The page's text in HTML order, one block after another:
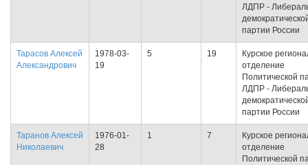
ЛДПР -
партии России
Тарасов Алексей
Александрович
1978-03-
19
5 19
Курское
отделение
Политической
ЛДПР -
партии России
Таранов Алексей
Николаевич
1976-01-
28
1 7
Курское
отделение
Политической